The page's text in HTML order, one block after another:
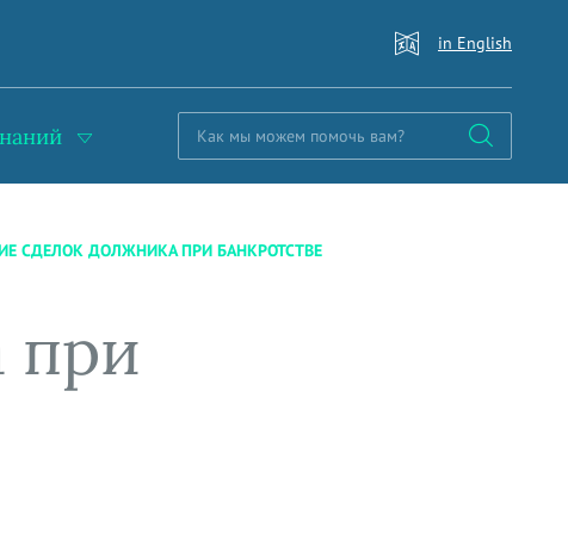
in English
СДЕЛОК ДОЛЖНИКА ПРИ БАНКРОТСТВЕ
при